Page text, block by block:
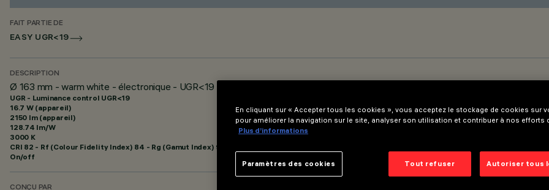
FAIT PARTIE DE
EASY UGR<19
DESCRIPTION
Ø 163 mm - warm white - électronique - UGR<19
UGR - Luminance control UGR<19
16.7 W (appareil)
2150 lm (appareil)
128.74 lm/W
3000 K
CRI 82 - Rf (Colour Fidelity Index) 84 - Rg (Gamut Index) 95
On/off
CONÇU PAR
En cliquant sur « Accepter tous les cookies », vous acceptez le stockage de cookies sur
pour améliorer la navigation sur le site, analyser son utilisation et contribuer à nos efforts
Plus d’informations
Tout refuser Autoriser tous
Paramètres des cookies